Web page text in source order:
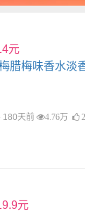
元
腊梅味香水淡
180天前 4.76万 2
元